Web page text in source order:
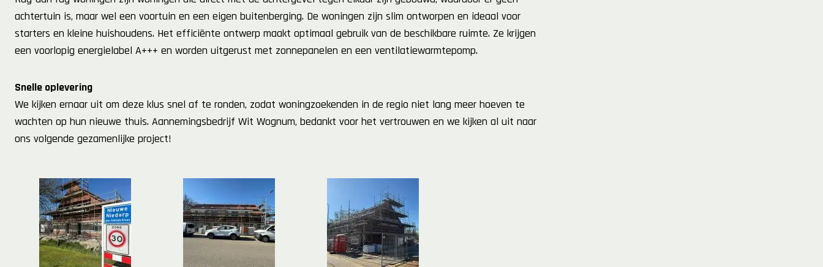
achtertuin is, maar wel een voortuin en een eigen buitenberging. De woningen zijn slim ontworpen en ideaal voor
starters en kleine huishoudens. Het efficiënte ontwerp maakt optimaal gebruik van de beschikbare ruimte. Ze krijgen
een voorlopig energielabel A+++ en worden uitgerust met zonnepanelen en een ventilatiewarmtepomp.
Snelle oplevering
We kijken ernaar uit om deze klus snel af te ronden, zodat woningzoekenden in de regio niet lang meer hoeven te
wachten op hun nieuwe thuis. Aannemingsbedrijf Wit Wognum, bedankt voor het vertrouwen en we kijken al uit naar
ons volgende gezamenlijke project!